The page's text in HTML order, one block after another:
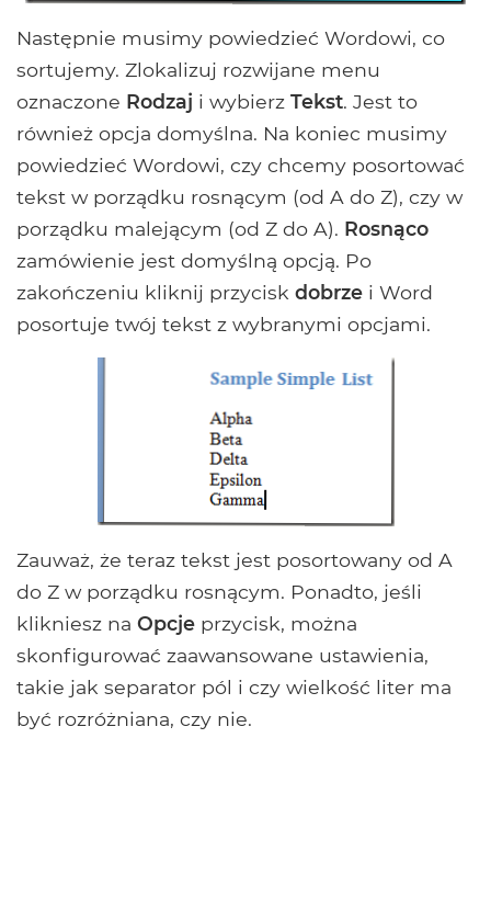
Następnie musimy powiedzieć Wordowi, co
sortujemy. Zlokalizuj rozwijane menu
oznaczone Rodzaj i wybierz Tekst. Jest to
również opcja domyślna. Na koniec musimy
powiedzieć Wordowi, czy chcemy posortować
tekst w porządku rosnącym (od A do Z), czy w
porządku malejącym (od Z do A). Rosnąco
zamówienie jest domyślną opcją. Po
zakończeniu kliknij przycisk dobrze i Word
posortuje twój tekst z wybranymi opcjami.
Zauważ, że teraz tekst jest posortowany od A
do Z w porządku rosnącym. Ponadto, jeśli
klikniesz na Opcje przycisk, można
skonfigurować zaawansowane ustawienia,
takie jak separator pól i czy wielkość liter ma
być rozróżniana, czy nie.